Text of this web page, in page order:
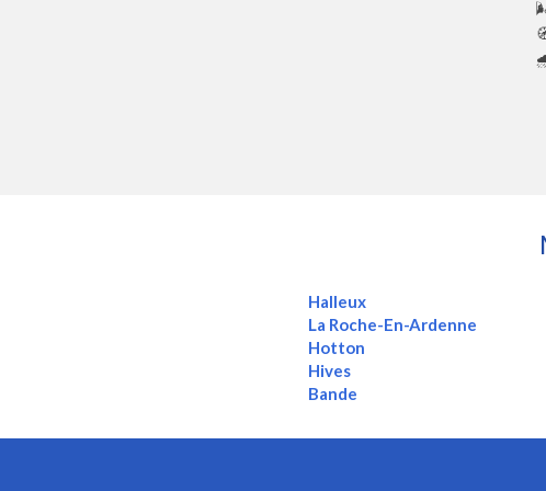
Halleux
La Roche-En-Ardenne
Hotton
Hives
Bande